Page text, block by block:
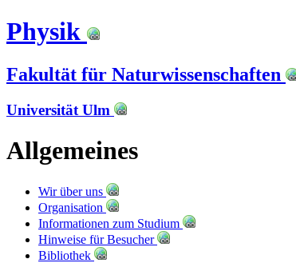
Physik
Fakultät für Naturwissenschaften
Universität Ulm
Allgemeines
Wir über uns
Organisation
Informationen zum Studium
Hinweise für Besucher
Bibliothek